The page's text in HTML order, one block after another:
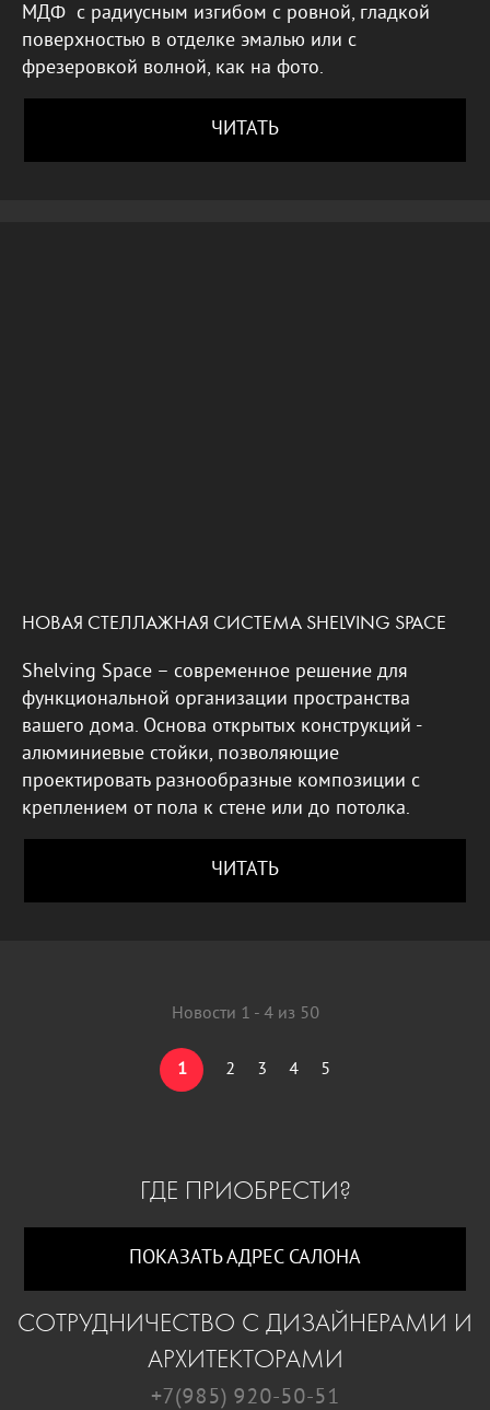
МДФ с радиусным изгибом с ровной, гладкой
поверхностью в отделке эмалью или с
фрезеровкой волной, как на фото.
ЧИТАТЬ
НОВАЯ СТЕЛЛАЖНАЯ СИСТЕМА SHELVING SPACE
Shelving Space – современное решение для
функциональной организации пространства
вашего дома. Основа открытых конструкций -
алюминиевые стойки, позволяющие
проектировать разнообразные композиции с
креплением от пола к стене или до потолка.
ЧИТАТЬ
Новости 1 - 4 из 50
1 2 3 4 5
ГДЕ ПРИОБРЕСТИ?
ПОКАЗАТЬ АДРЕС САЛОНА
СОТРУДНИЧЕСТВО С ДИЗАЙНЕРАМИ И
АРХИТЕКТОРАМИ
+7(985) 920-50-51